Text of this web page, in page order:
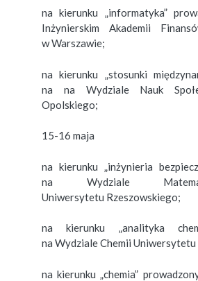
na kierunku „informatyka”
Inżynierskim Akademii
w Warszawie;
na kierunku „stosunki
na na Wydziale Nauk
Opolskiego;
15-16 maja
na kierunku „inżynieria
na Wydziale
Uniwersytetu Rzeszowskiego;
na kierunku „analityka
na Wydziale Chemii
na kierunku „chemia”